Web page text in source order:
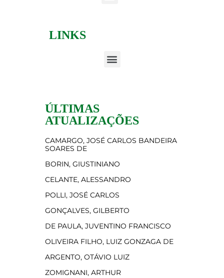
LINKS
ÚLTIMAS
ATUALIZAÇÕES
CAMARGO, JOSÉ CARLOS BANDEIRA
SOARES DE
BORIN, GIUSTINIANO
CELANTE, ALESSANDRO
POLLI, JOSÉ CARLOS
GONÇALVES, GILBERTO
DE PAULA, JUVENTINO FRANCISCO
OLIVEIRA FILHO, LUIZ GONZAGA DE
ARGENTO, OTÁVIO LUIZ
ZOMIGNANI, ARTHUR